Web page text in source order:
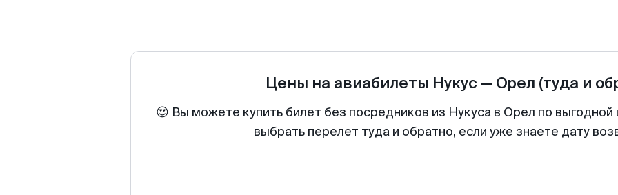
Цены на авиабилеты Нукус — Орел (туда и
😍 Вы можете купить билет без посредников из Нукуса в Орел по
выбрать перелет туда и обратно, если уже знаете дату